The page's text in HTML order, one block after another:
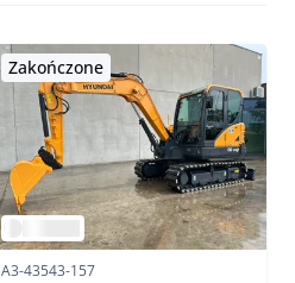
Zakończone
A3-43543-157